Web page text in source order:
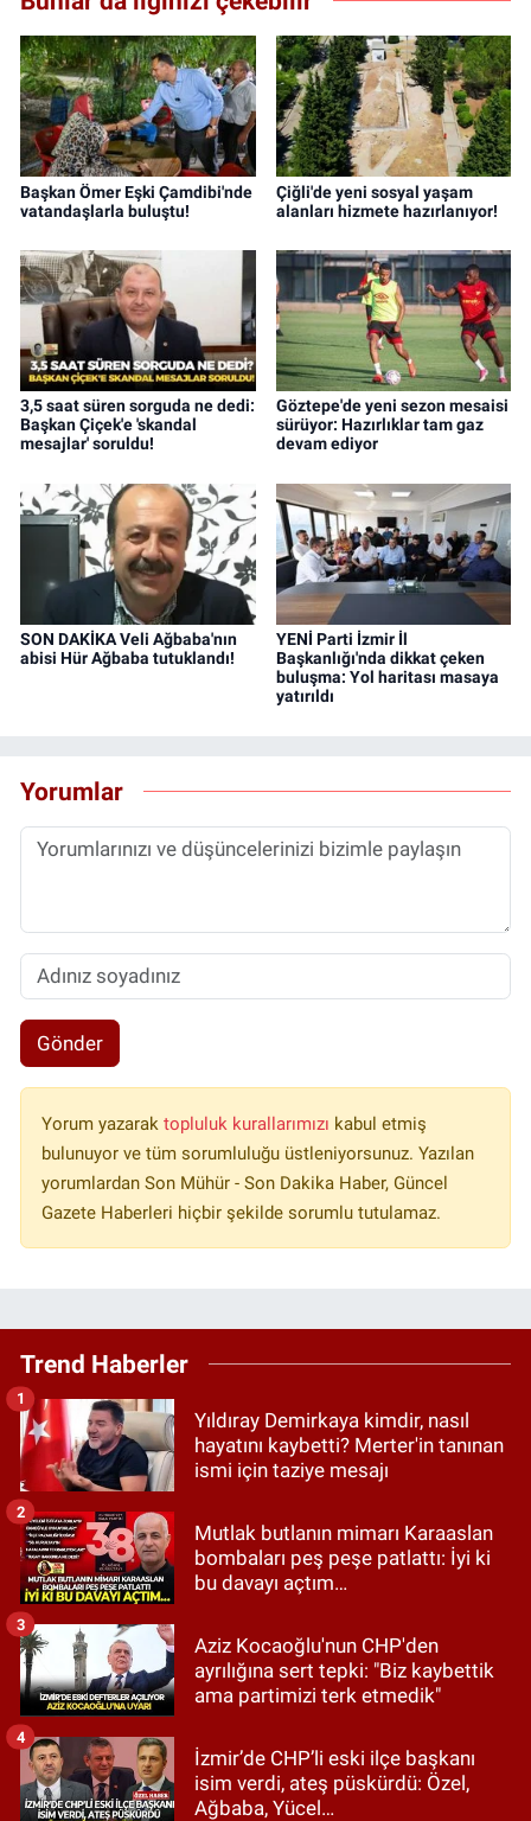
Başkan Ömer Eşki Çamdibi'nde
vatandaşlarla buluştu!
Çiğli'de yeni sosyal yaşam
alanları hizmete hazırlanıyor!
3,5 saat süren sorguda ne dedi:
Başkan Çiçek'e 'skandal
mesajlar' soruldu!
Göztepe'de yeni sezon mesaisi
sürüyor: Hazırlıklar tam gaz
devam ediyor
SON DAKİKA Veli Ağbaba'nın
abisi Hür Ağbaba tutuklandı!
YENİ Parti İzmir İl
Başkanlığı'nda dikkat çeken
buluşma: Yol haritası masaya
yatırıldı
Yorumlar
Gönder
Yorum yazarak topluluk kurallarımızı kabul etmiş
bulunuyor ve tüm sorumluluğu üstleniyorsunuz. Yazılan
yorumlardan Son Mühür - Son Dakika Haber, Güncel
Gazete Haberleri hiçbir şekilde sorumlu tutulamaz.
Trend Haberler
Yıldıray Demirkaya kimdir, nasıl
hayatını kaybetti? Merter'in tanınan
ismi için taziye mesajı
1
Mutlak butlanın mimarı Karaaslan
bombaları peş peşe patlattı: İyi ki
bu davayı açtım…
2
Aziz Kocaoğlu'nun CHP'den
ayrılığına sert tepki: "Biz kaybettik
ama partimizi terk etmedik"
3
İzmir’de CHP’li eski ilçe başkanı
isim verdi, ateş püskürdü: Özel,
Ağbaba, Yücel…
4